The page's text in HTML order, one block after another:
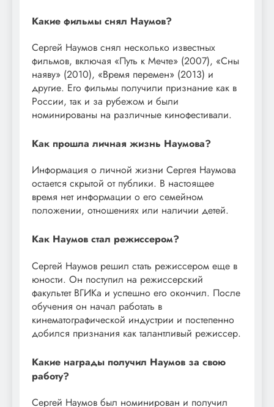
Какие фильмы снял Наумов?
Сергей Наумов снял несколько известных
фильмов, включая «Путь к Мечте» (2007), «Сны
наяву» (2010), «Время перемен» (2013) и
другие. Его фильмы получили признание как в
России, так и за рубежом и были
номинированы на различные кинофестивали.
Как прошла личная жизнь Наумова?
Информация о личной жизни Сергея Наумова
остается скрытой от публики. В настоящее
время нет информации о его семейном
положении, отношениях или наличии детей.
Как Наумов стал режиссером?
Сергей Наумов решил стать режиссером еще в
юности. Он поступил на режиссерский
факультет ВГИКа и успешно его окончил. После
обучения он начал работать в
кинематографической индустрии и постепенно
добился признания как талантливый режиссер.
Какие награды получил Наумов за свою
работу?
Сергей Наумов был номинирован и получил